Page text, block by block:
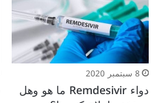
8 سبتمبر 2020
دواء Remdesivir ما هو وهل